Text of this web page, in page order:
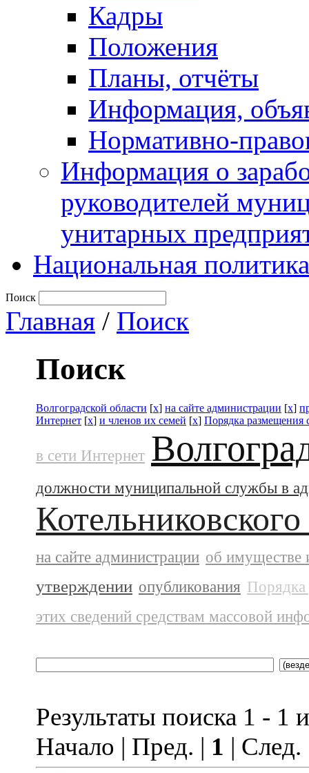
Кадры
Положения
Планы, отчёты
Информация,
Нормативно-
Информация о
руководителей
унитарных
Национальная политика
Поиск
Главная / Поиск
Поиск
Волгоградской области [x] на сайте администрации [x]
Интернет [x] и членов их семей [x] Порядка размещения
в сети Интернет
должности муниципальной службы в
на сайте администрации об имуществе
утверждении опубликования Порядка
этих сведений средствам массовой
Результаты поиска 1 - 1
Начало | Пред. | 1 |